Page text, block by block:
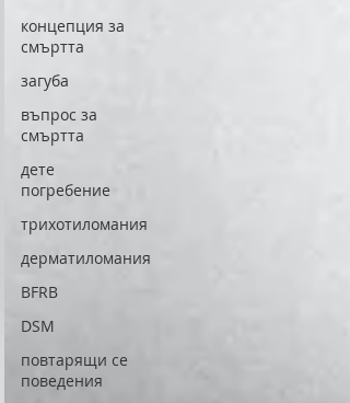
концепция за
смъртта
загуба
въпрос за
смъртта
дете
погребение
трихотиломания
дерматиломания
BFRB
DSM
повтарящи се
поведения